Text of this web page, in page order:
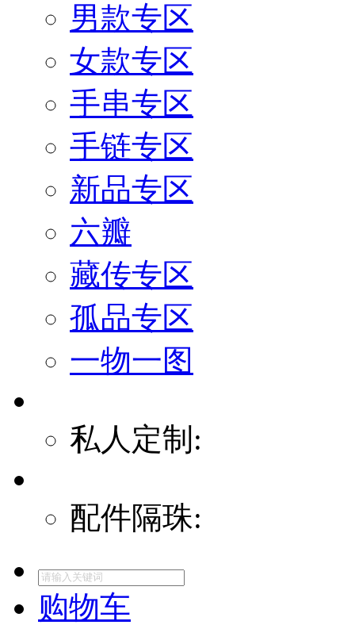
男款专区
女款专区
手串专区
手链专区
新品专区
六瓣
藏传专区
孤品专区
一物一图
私人定制:
配件隔珠:
购物车